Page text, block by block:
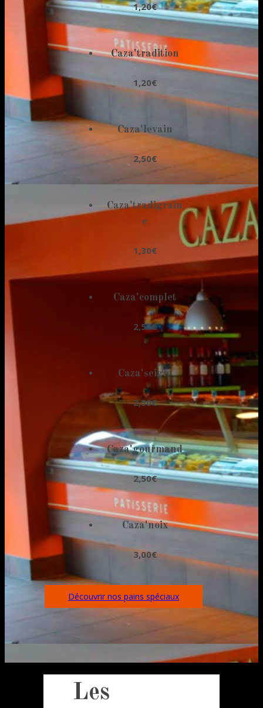
1,20€
Caza'tradition
1,20€
Caza'levain
2,50€
Caza'tradigrain
e
1,30€
Caza'complet
2,50€
Caza'seigle
2,50€
Caza'gourmand
2,50€
Caza'noix
3,00€
Découvrir nos pains spéciaux
Les